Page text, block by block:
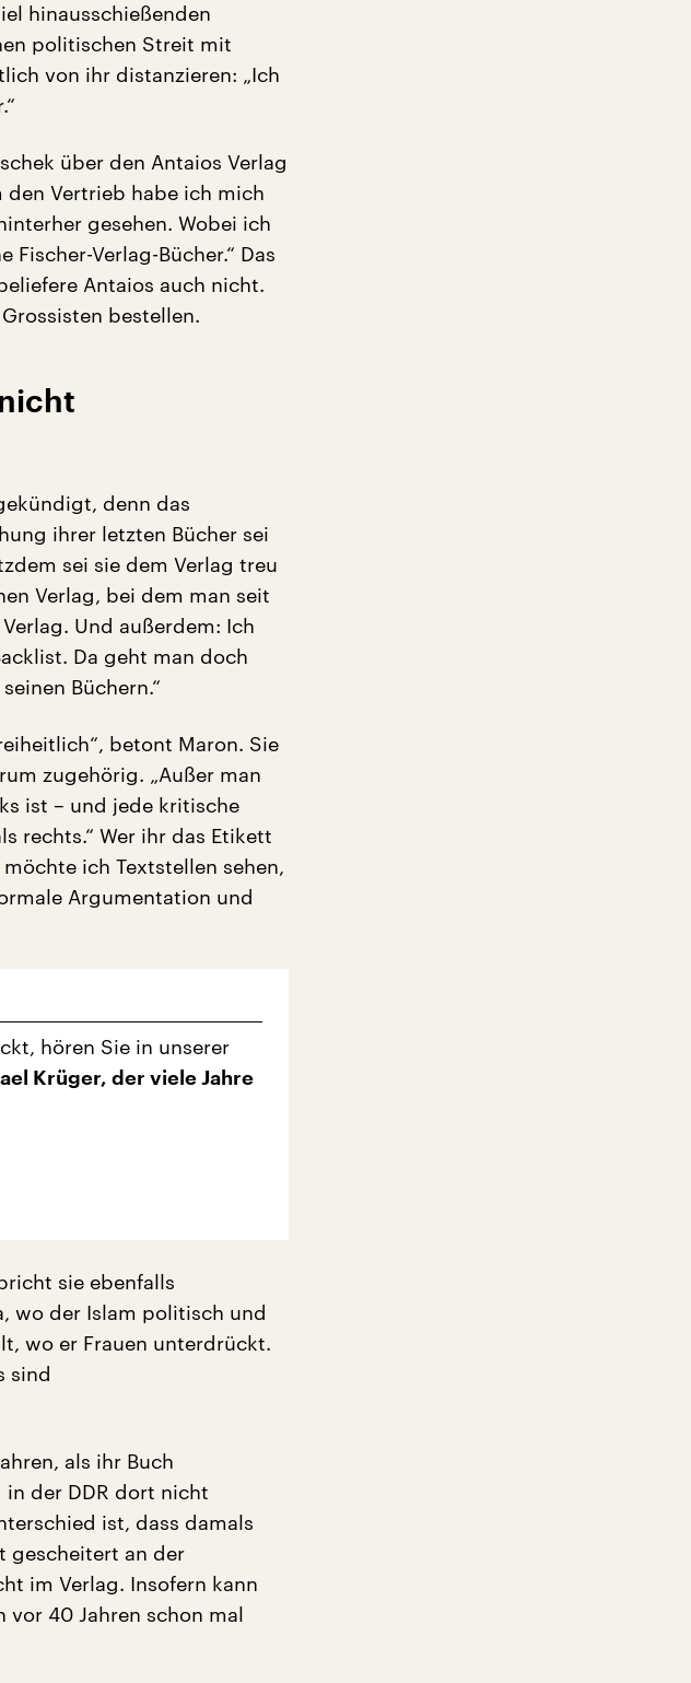
hinausschießenden
politischen Streit mit
von ihr distanzieren: „Ich
über den Antaios Verlag
Vertrieb habe ich mich
gesehen. Wobei ich
Verlag-Bücher.“ Das
Antaios auch nicht.
bestellen.
denn das
ihrer letzten Bücher sei
sei sie dem Verlag treu
Verlag, bei dem man seit
Und außerdem: Ich
Da geht man doch
Büchern.“
betont Maron. Sie
zugehörig. „Außer man
ist – und jede kritische
rechts.“ Wer ihr das Etikett
ich Textstellen sehen,
Argumentation und
hören Sie in unserer
Krüger, der viele Jahre
sie ebenfalls
wo der Islam politisch und
wo er Frauen unterdrückt.
sind
als ihr Buch
in der DDR dort nicht
ist, dass damals
gescheitert an der
im Verlag. Insofern kann
vor 40 Jahren schon mal